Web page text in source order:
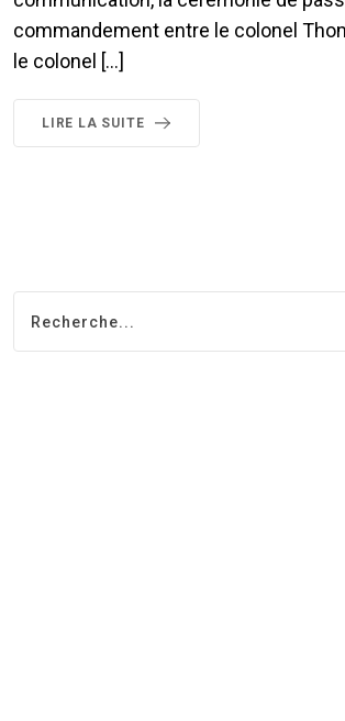
commandement entre le colonel
le colonel […]
LIRE LA SUITE